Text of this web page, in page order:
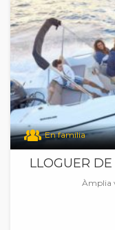
En família
LLOGUER
Àmplia